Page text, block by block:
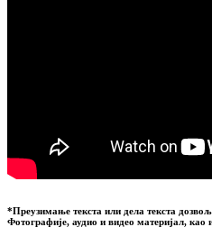
*Преузимање текста или дела текста
Фотографије, аудио и видео материјал,